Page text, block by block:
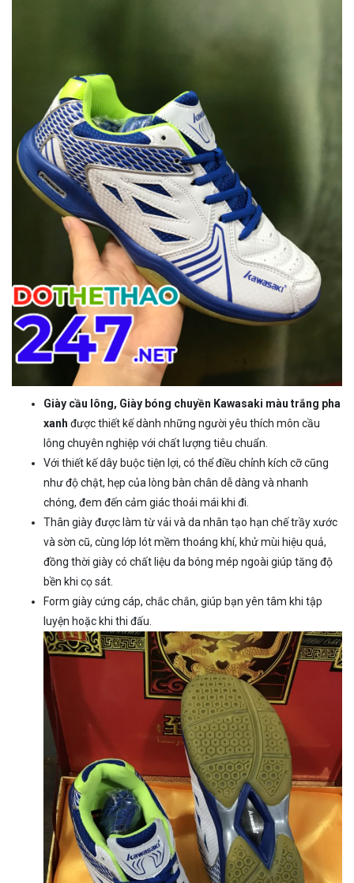
Giày cầu lông, Giày bóng chuyền Kawasaki màu trắng pha
xanh được thiết kế dành những người yêu thích môn cầu
lông chuyên nghiệp với chất lượng tiêu chuẩn.
Với thiết kế dây buộc tiện lợi, có thể điều chỉnh kích cỡ cũng
như độ chật, hẹp của lòng bàn chân dễ dàng và nhanh
chóng, đem đến cảm giác thoải mái khi đi.
Thân giày được làm từ vải và da nhân tạo hạn chế trầy xước
và sờn cũ, cùng lớp lót mềm thoáng khí, khử mùi hiệu quả,
đồng thời giày có chất liệu da bóng mép ngoài giúp tăng độ
bền khi cọ sát.
Form giày cứng cáp, chắc chắn, giúp bạn yên tâm khi tập
luyện hoặc khi thi đấu.